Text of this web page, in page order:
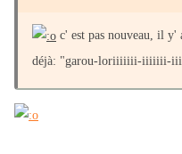
c' est pas nouveau, il y'
déjà: "garou-loriiiiiii-iiiiiii-